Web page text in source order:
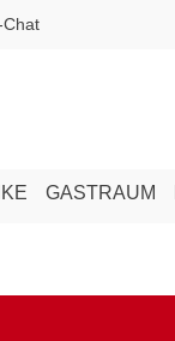
GASTRAUM